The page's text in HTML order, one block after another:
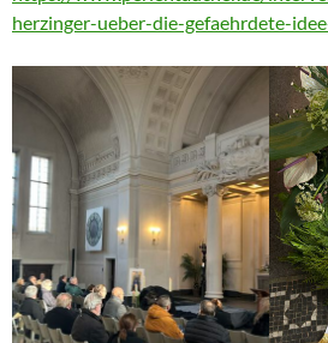
herzinger-ueber-die-gefaehrdete-